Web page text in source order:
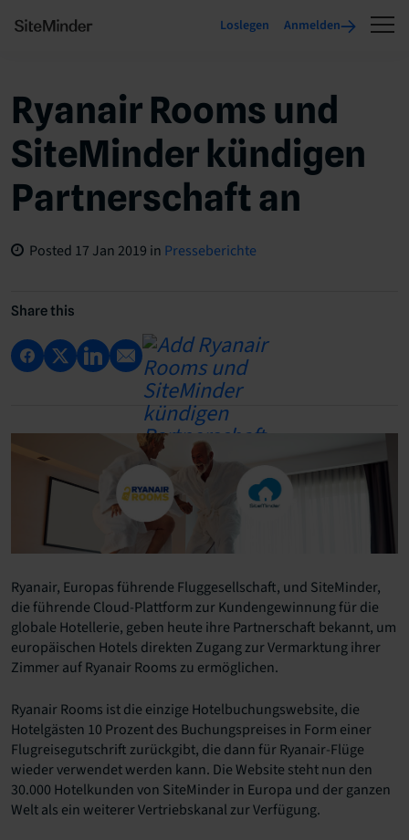
Loslegen Anmelden
Ryanair Rooms und
SiteMinder kündigen
Partnerschaft an
Posted 17 Jan 2019 in Presseberichte
Share this
Ryanair, Europas führende Fluggesellschaft, und SiteMinder,
die führende Cloud-Plattform zur Kundengewinnung für die
globale Hotellerie, geben heute ihre Partnerschaft bekannt, um
europäischen Hotels direkten Zugang zur Vermarktung ihrer
Zimmer auf Ryanair Rooms zu ermöglichen.
Ryanair Rooms ist die einzige Hotelbuchungswebsite, die
Hotelgästen 10 Prozent des Buchungspreises in Form einer
Flugreisegutschrift zurückgibt, die dann für Ryanair-Flüge
wieder verwendet werden kann. Die Website steht nun den
30.000 Hotelkunden von SiteMinder in Europa und der ganzen
Welt als ein weiterer Vertriebskanal zur Verfügung.